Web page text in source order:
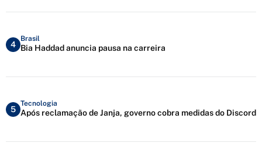
4
Brasil
Bia Haddad anuncia pausa na carreira
5
Tecnologia
Após reclamação de Janja, governo cobra medidas do Discord